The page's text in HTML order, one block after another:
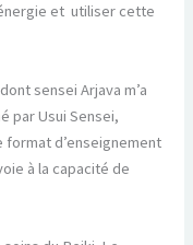
et utiliser cette
sensei Arjava m’a
par Usui Sensei,
format d’enseignement
à la capacité de